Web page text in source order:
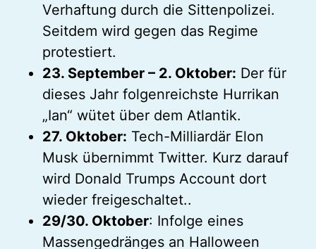
Verhaftung durch die Sittenpolizei.
Seitdem wird gegen das Regime
protestiert.
23. September – 2. Oktober: Der für
dieses Jahr folgenreichste Hurrikan
„Ian“ wütet über dem Atlantik.
27. Oktober: Tech-Milliardär Elon
Musk übernimmt Twitter. Kurz darauf
wird Donald Trumps Account dort
wieder freigeschaltet..
29/30. Oktober: Infolge eines
Massengedränges an Halloween